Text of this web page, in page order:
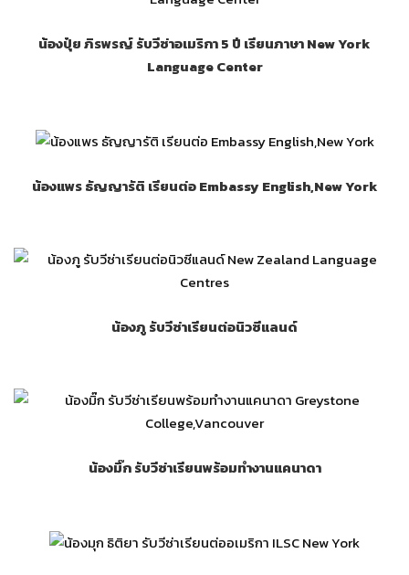
น้องปุ๋ย ภิรพรญ์ รับวีซ่าอเมริกา 5 ปี เรียนภาษา New York
Language Center
น้องแพร ธัญญารัติ เรียนต่อ Embassy English,New York
น้องภู รับวีซ่าเรียนต่อนิวซีแลนด์
น้องมิ๊ก รับวีซ่าเรียนพร้อมทำงานแคนาดา